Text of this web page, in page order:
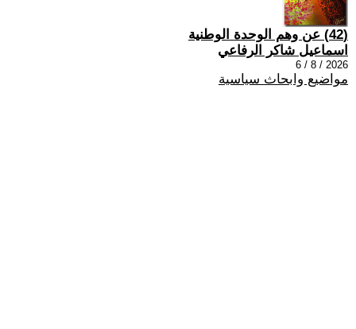
(42) عن وهم الوحدة الوطنية
اسماعيل شاكر الرفاعي
2026 / 8 / 6
مواضيع وابحاث سياسية